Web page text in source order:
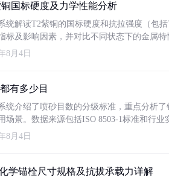
国标硬度及力学性能分析
统解读T2紫铜的国标硬度和抗拉强度（包
标及影响因素，并对比不同状态下的金属特
8月4日
有多少目
统介绍了喷砂目数的分级标准，重点分析
场景。数据来源包括ISO 8503-1标准和行
8月4日
学锚栓尺寸规格及抗拔承载力详解